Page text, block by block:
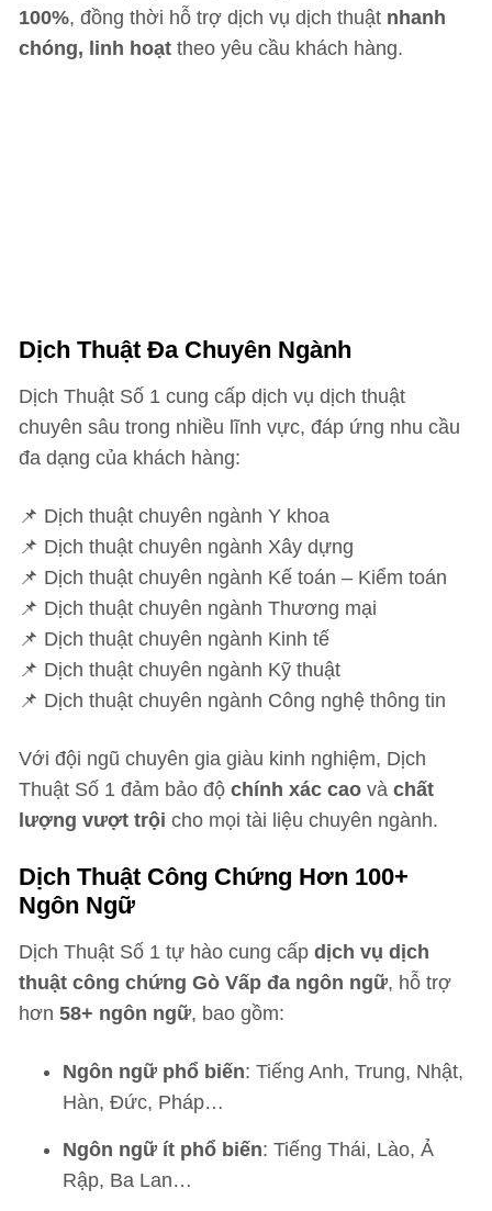
100%, đồng thời hỗ trợ dịch vụ dịch thuật nhanh
chóng, linh hoạt theo yêu cầu khách hàng.
Dịch Thuật Đa Chuyên Ngành
Dịch Thuật Số 1 cung cấp dịch vụ dịch thuật
chuyên sâu trong nhiều lĩnh vực, đáp ứng nhu cầu
đa dạng của khách hàng:
📌 Dịch thuật chuyên ngành Y khoa
📌 Dịch thuật chuyên ngành Xây dựng
📌 Dịch thuật chuyên ngành Kế toán – Kiểm toán
📌 Dịch thuật chuyên ngành Thương mại
📌 Dịch thuật chuyên ngành Kinh tế
📌 Dịch thuật chuyên ngành Kỹ thuật
📌 Dịch thuật chuyên ngành Công nghệ thông tin
Với đội ngũ chuyên gia giàu kinh nghiệm, Dịch
Thuật Số 1 đảm bảo độ chính xác cao và chất
lượng vượt trội cho mọi tài liệu chuyên ngành.
Dịch Thuật Công Chứng Hơn 100+
Ngôn Ngữ
Dịch Thuật Số 1 tự hào cung cấp dịch vụ dịch
thuật công chứng Gò Vấp đa ngôn ngữ, hỗ trợ
hơn 58+ ngôn ngữ, bao gồm:
Ngôn ngữ phổ biến: Tiếng Anh, Trung, Nhật,
Hàn, Đức, Pháp…
Ngôn ngữ ít phổ biến: Tiếng Thái, Lào, Ả
Rập, Ba Lan…